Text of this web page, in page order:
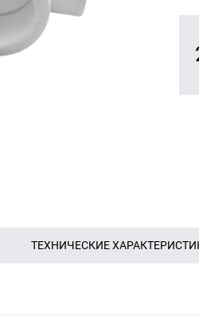
ТЕХНИЧЕСКИЕ